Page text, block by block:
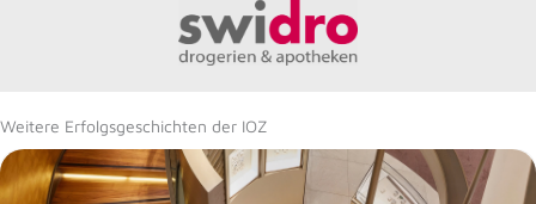
Weitere Erfolgsgeschichten der IOZ